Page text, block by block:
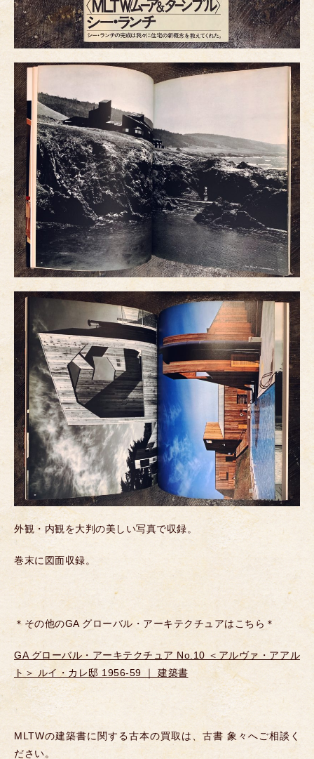
外観・内観を大判の美しい写真で収録。
巻末に図面収録。
＊その他のGA グローバル・アーキテクチュアはこちら＊
GA グローバル・アーキテクチュア No.10 ＜アルヴァ・アアル
ト＞ ルイ・カレ邸 1956-59 ｜ 建築書
MLTWの建築書に関する古本の買取は、古書 象々へご相談く
ださい。